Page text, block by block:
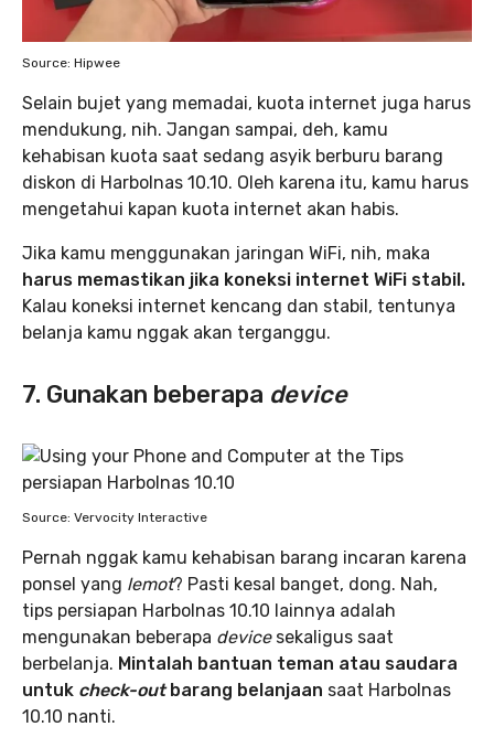
Source: Hipwee
Selain bujet yang memadai, kuota internet juga harus
mendukung, nih. Jangan sampai, deh, kamu
kehabisan kuota saat sedang asyik berburu barang
diskon di Harbolnas 10.10. Oleh karena itu, kamu harus
mengetahui kapan kuota internet akan habis.
Jika kamu menggunakan jaringan WiFi, nih, maka
harus memastikan jika koneksi internet WiFi stabil.
Kalau koneksi internet kencang dan stabil, tentunya
belanja kamu nggak akan terganggu.
7. Gunakan beberapa device
Source: Vervocity Interactive
Pernah nggak kamu kehabisan barang incaran karena
ponsel yang lemot? Pasti kesal banget, dong. Nah,
tips persiapan Harbolnas 10.10 lainnya adalah
mengunakan beberapa devicesekaligus saat
berbelanja. Mintalah bantuan teman atau saudara
untuk check-outbarang belanjaan saat Harbolnas
10.10 nanti.